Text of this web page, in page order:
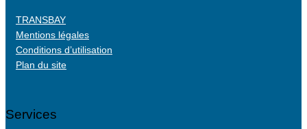
TRANSBAY
Mentions légales
Conditions d’utilisation
Plan du site
Services